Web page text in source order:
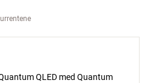
QLED med Quantum